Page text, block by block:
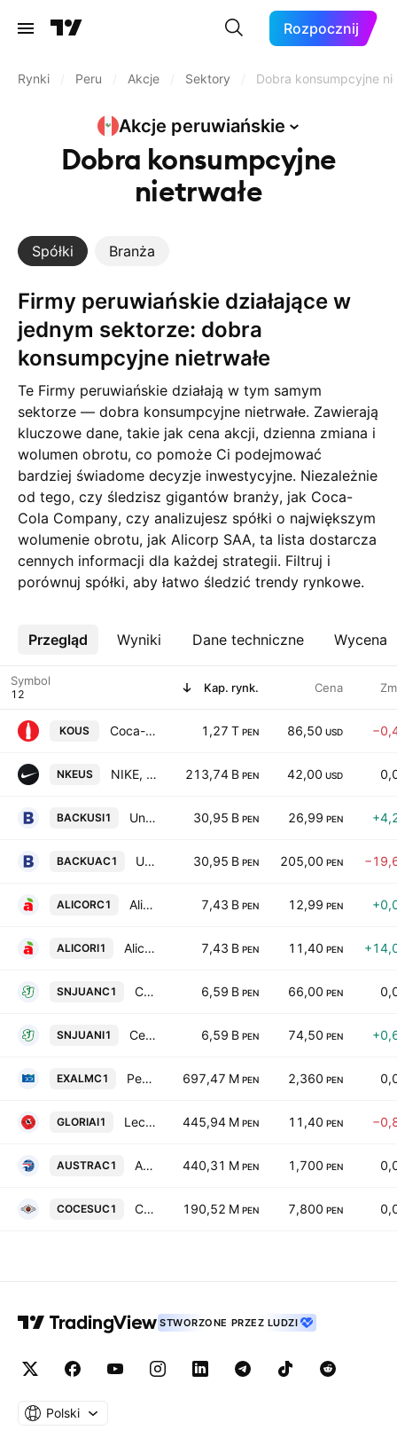
Rozpocznij
Rynki Peru Akcje Sektory Dobra konsumpcyjne
Akcje peruwiańskie
Dobra konsumpcyjne
nietrwałe
Spółki Branża
Firmy peruwiańskie działające w
jednym sektorze: dobra
konsumpcyjne nietrwałe
Te Firmy peruwiańskie działają w tym samym
sektorze — dobra konsumpcyjne nietrwałe. Zawierają
kluczowe dane, takie jak cena akcji, dzienna zmiana i
wolumen obrotu, co pomoże Ci podejmować
bardziej świadome decyzje inwestycyjne. Niezależnie
od tego, czy śledzisz gigantów branży, jak Coca-
Cola Company, czy analizujesz spółki o największym
wolumenie obrotu, jak Alicorp SAA, ta lista dostarcza
cennych informacji dla każdej strategii. Filtruj i
porównuj spółki, aby łatwo śledzić trendy rynkowe.
Przegląd Wyniki Dane techniczne Wycena
Więcej
Symbol Kap. rynk. Cena
KOUS Coca-Cola Company 1,27 T PEN 86,50 USD
NKEUS NIKE, Inc. Class B 213,74 B PEN 42,00 USD
BACKUSI1 Union De Cervecerias Peruanas Backus & Johnston SAA 30,95 B PEN 26,99 PEN
BACKUAC1 Union De Cervecerias Peruanas Backus & Johnston SAA Class A 30,95 B PEN 205,00 PEN
ALICORC1 Alicorp SAA 7,43 B PEN 12,99 PEN
ALICORI1 Alicorp SAA 7,43 B PEN 11,40 PEN
SNJUANC1 Cerveceria San Juan SA 6,59 B PEN 66,00 PEN
SNJUANI1 Cerveceria San Juan SA 6,59 B PEN 74,50 PEN
EXALMC1 Pesquera Exalmar SAA 697,47 M PEN 2,360 PEN
GLORIAI1 Leche Gloria SA 445,94 M PEN 11,40 PEN
AUSTRAC1 Austral Group SAA 440,31 M PEN 1,700 PEN
COCESUC1 Corporacion Cervesur SA 190,52 M PEN 7,800 PEN
STWORZONE PRZEZ LUDZI
Polski